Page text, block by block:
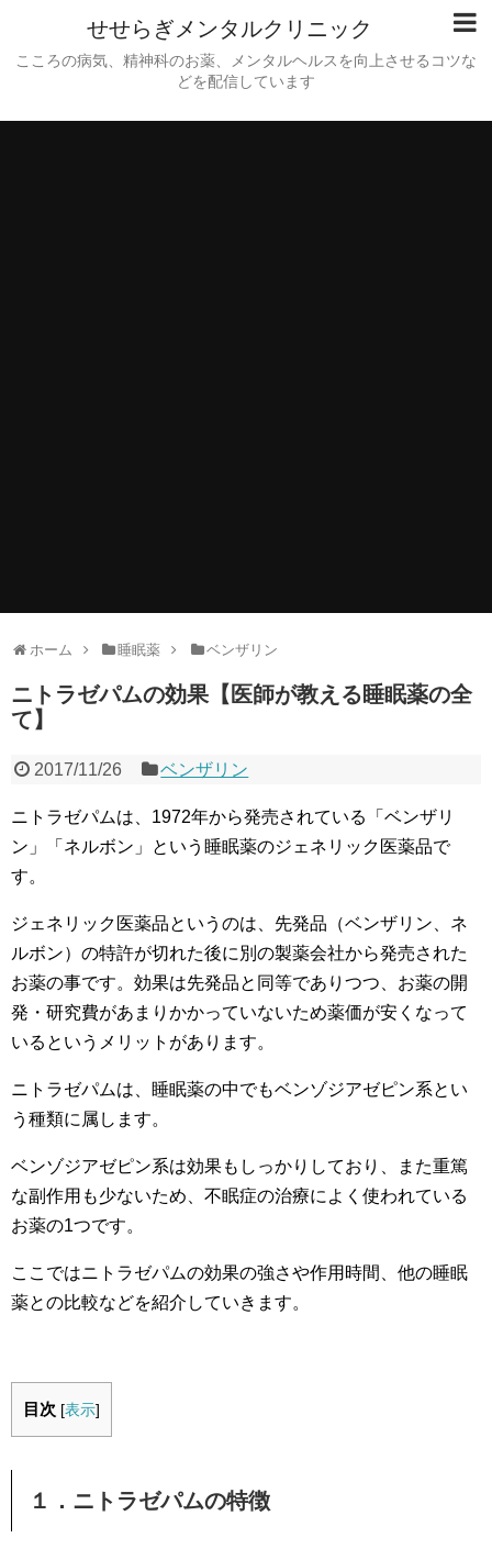
せせらぎメンタルクリニック
こころの病気、精神科のお薬、メンタルヘルスを向上させるコツな
どを配信しています
ホーム 睡眠薬 ベンザリン
ニトラゼパムの効果【医師が教える睡眠薬の全
て】
2017/11/26 ベンザリン
ニトラゼパムは、1972年から発売されている「ベンザリ
ン」「ネルボン」という睡眠薬のジェネリック医薬品で
す。
ジェネリック医薬品というのは、先発品（ベンザリン、ネ
ルボン）の特許が切れた後に別の製薬会社から発売された
お薬の事です。効果は先発品と同等でありつつ、お薬の開
発・研究費があまりかかっていないため薬価が安くなって
いるというメリットがあります。
ニトラゼパムは、睡眠薬の中でもベンゾジアゼピン系とい
う種類に属します。
ベンゾジアゼピン系は効果もしっかりしており、また重篤
な副作用も少ないため、不眠症の治療によく使われている
お薬の1つです。
ここではニトラゼパムの効果の強さや作用時間、他の睡眠
薬との比較などを紹介していきます。
目次 [表示]
１．ニトラゼパムの特徴